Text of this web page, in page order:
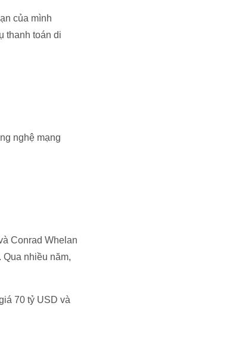
của mình
thanh toán di
nghệ mạng
Conrad Whelan
Qua nhiều năm,
70 tỷ USD và